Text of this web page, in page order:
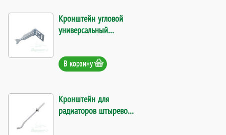
Кронштейн угловой
универсальный
В корзину
Кронштейн для
радиаторов штыревой